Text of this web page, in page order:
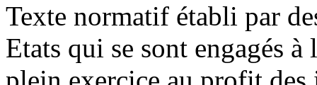
Texte normatif établi par
Etats qui se sont engagés à